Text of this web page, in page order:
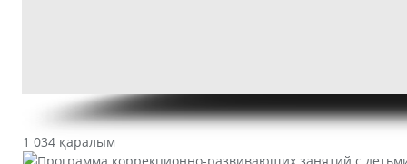
1 034 қаралым